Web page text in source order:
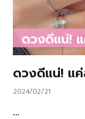
ดวงดีแน่! แค่
2024/02/21
…